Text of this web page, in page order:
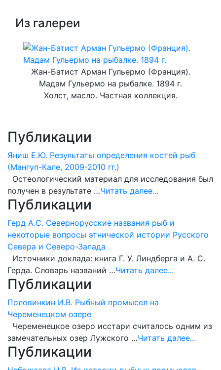
Из галереи
Жан-Батист Арман Гульермо (Франция).
Мадам Гульермо на рыбалке. 1894 г.
Холст, масло. Частная коллекция.
Публикации
Яниш Е.Ю. Результаты определения костей рыб
(Мангуп-Кале, 2009-2010 гг.)
Остеологический материал для исследования был
получен в результате …Читать далее...
Публикации
Герд А.С. Севернорусские названия рыб и
некоторые вопросы этнической истории Русского
Севера и Северо-Запада
Источники доклада: книга Г. У. Линдберга и А. С.
Герда. Словарь названий …Читать далее...
Публикации
Половинкин И.В. Рыбный промысел на
Череменецком озере
Череменецкое озеро исстари считалось одним из
замечательных озер Лужского …Читать далее...
Публикации